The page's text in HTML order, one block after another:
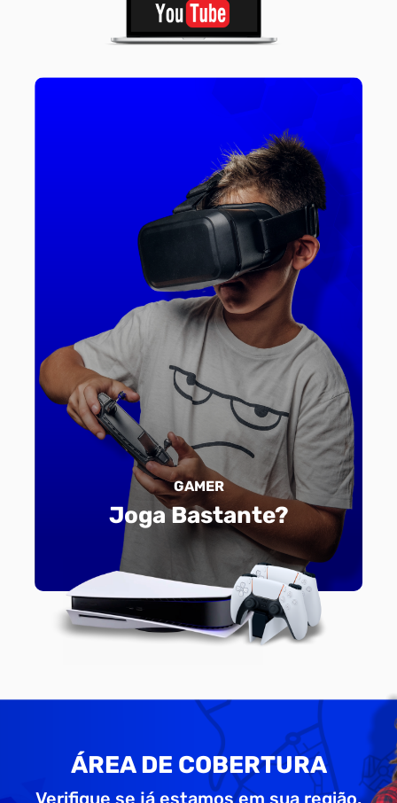
GAMER
Joga Bastante?
ÁREA DE COBERTURA
Verifique se já estamos em sua região.